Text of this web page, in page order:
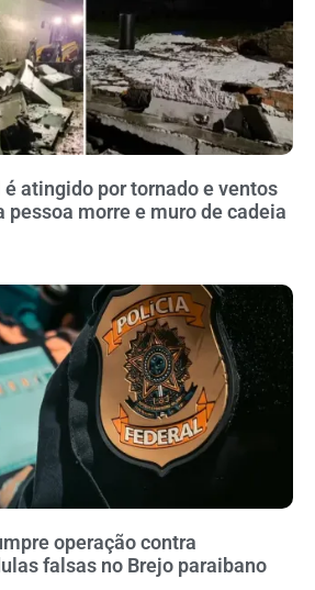
é atingido por tornado e ventos
pessoa morre e muro de cadeia
operação contra
falsas no Brejo paraibano